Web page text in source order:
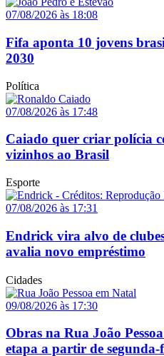
07/08/2026 às 18:08
Fifa aponta 10 jovens
2030
Política
07/08/2026 às 17:48
Caiado quer criar polícia
vizinhos ao Brasil
Esporte
07/08/2026 às 17:31
Endrick vira alvo de
avalia novo empréstimo
Cidades
09/08/2026 às 17:30
Obras na Rua João
etapa a partir de segunda-